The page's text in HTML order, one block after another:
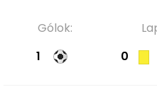
Gólok:
1
0